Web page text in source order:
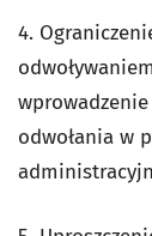
4.
odwołania w